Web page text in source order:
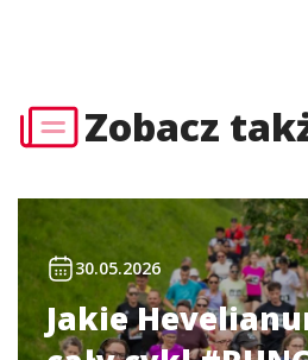
Zobacz
30.05.2026
Jakie